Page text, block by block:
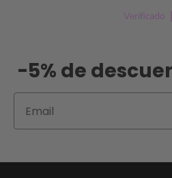
Verificado
-5% de